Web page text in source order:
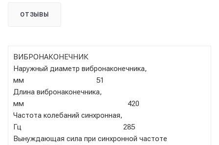
ОТЗЫВЫ
ВИБРОНАКОНЕЧНИК
Наружный диаметр вибронаконечника,
мм 51
Длина вибронаконечника,
мм 420
Частота колебаний синхронная,
Гц 285
Вынуждающая сила при синхронной частоте